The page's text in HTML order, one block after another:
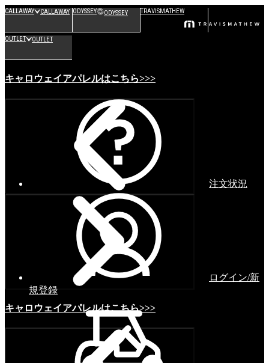
CALLAWAY CALLAWAY ODYSSEY ODYSSEY TRAVISMATHEW
OUTLET OUTLET
キャロウェイアパレルはこちら>>>
キャロウェイアパレルはこちら>>>
注文状況
ログイン/新
規登録